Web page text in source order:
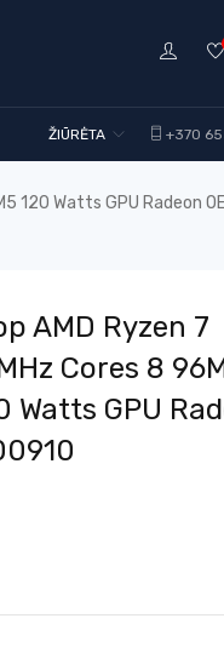
+370
ŽIŪRĖTA
120 Watts GPU Radeon
AMD Ryzen 7
Cores 8
Watts GPU